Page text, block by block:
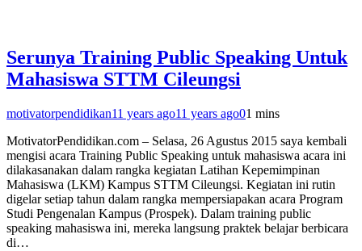
Serunya Training Public Speaking Untuk
Mahasiswa STTM Cileungsi
motivatorpendidikan11 years ago11 years ago01 mins
MotivatorPendidikan.com – Selasa, 26 Agustus 2015 saya kembali
mengisi acara Training Public Speaking untuk mahasiswa acara ini
dilakasanakan dalam rangka kegiatan Latihan Kepemimpinan
Mahasiswa (LKM) Kampus STTM Cileungsi. Kegiatan ini rutin
digelar setiap tahun dalam rangka mempersiapakan acara Program
Studi Pengenalan Kampus (Prospek). Dalam training public
speaking mahasiswa ini, mereka langsung praktek belajar berbicara
di…